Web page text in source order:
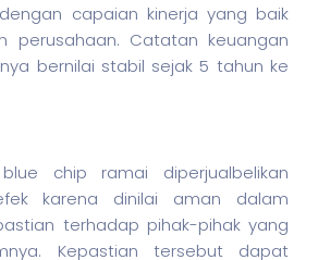
capaian kinerja yang baik
perusahaan. Catatan keuangan
bernilai stabil sejak 5 tahun ke
chip ramai diperjualbelikan
karena dinilai aman dalam
terhadap pihak-pihak yang
Kepastian tersebut dapat